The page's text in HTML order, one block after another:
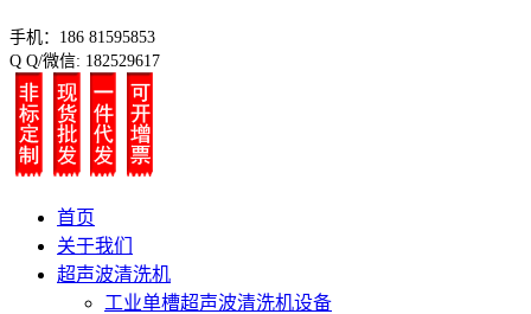
手机：186 81595853
Q Q/微信: 182529617
首页
关于我们
超声波清洗机
工业单槽超声波清洗机设备